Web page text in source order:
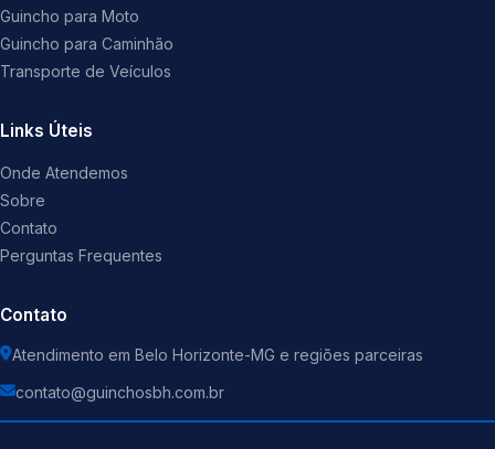
Guincho para Moto
Guincho para Caminhão
Transporte de Veículos
Links Úteis
Onde Atendemos
Sobre
Contato
Perguntas Frequentes
Contato
Atendimento em Belo Horizonte-MG e regiões parceiras
contato@guinchosbh.com.br